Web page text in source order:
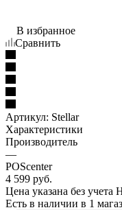
В избранное
Сравнить
Артикул: Stellar
Характеристики
Производитель
—
POScenter
4 599 руб.
Цена указана без учета
Есть в наличии в 1